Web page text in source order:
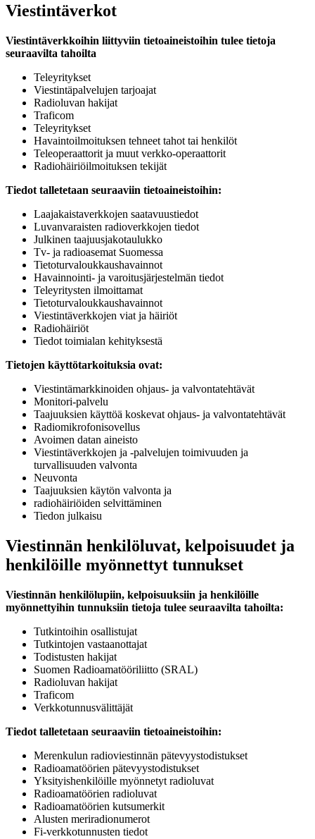
Viestintäverkot
Viestintäverkkoihin liittyviin tietoaineistoihin tulee tietoja
seuraavilta tahoilta
Teleyritykset
Viestintäpalvelujen tarjoajat
Radioluvan hakijat
Traficom
Teleyritykset
Havaintoilmoituksen tehneet tahot tai henkilöt
Teleoperaattorit ja muut verkko-operaattorit
Radiohäiriöilmoituksen tekijät
Tiedot talletetaan seuraaviin tietoaineistoihin:
Laajakaistaverkkojen saatavuustiedot
Luvanvaraisten radioverkkojen tiedot
Julkinen taajuusjakotaulukko
Tv- ja radioasemat Suomessa
Tietoturvaloukkaushavainnot
Havainnointi- ja varoitusjärjestelmän tiedot
Teleyritysten ilmoittamat
Tietoturvaloukkaushavainnot
Viestintäverkkojen viat ja häiriöt
Radiohäiriöt
Tiedot toimialan kehityksestä
Tietojen käyttötarkoituksia ovat:
Viestintämarkkinoiden ohjaus- ja valvontatehtävät
Monitori-palvelu
Taajuuksien käyttöä koskevat ohjaus- ja valvontatehtävät
Radiomikrofonisovellus
Avoimen datan aineisto
Viestintäverkkojen ja -palvelujen toimivuuden ja
turvallisuuden valvonta
Neuvonta
Taajuuksien käytön valvonta ja
radiohäiriöiden selvittäminen
Tiedon julkaisu
Viestinnän henkilöluvat, kelpoisuudet ja
henkilöille myönnettyt tunnukset
Viestinnän henkilölupiin, kelpoisuuksiin ja henkilöille
myönnettyihin tunnuksiin tietoja tulee seuraavilta tahoilta:
Tutkintoihin osallistujat
Tutkintojen vastaanottajat
Todistusten hakijat
Suomen Radioamatööriliitto (SRAL)
Radioluvan hakijat
Traficom
Verkkotunnusvälittäjät
Tiedot talletetaan seuraaviin tietoaineistoihin:
Merenkulun radioviestinnän pätevyystodistukset
Radioamatöörien pätevyystodistukset
Yksityishenkilöille myönnetyt radioluvat
Radioamatöörien radioluvat
Radioamatöörien kutsumerkit
Alusten meriradionumerot
Fi-verkkotunnusten tiedot